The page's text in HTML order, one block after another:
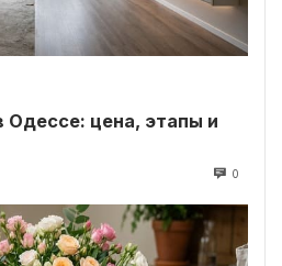
цена, этапы и
0